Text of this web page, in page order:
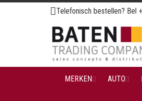
Ga
naar
de
inhoud
Telefonisch bestellen? Bel
MERKEN AUTO